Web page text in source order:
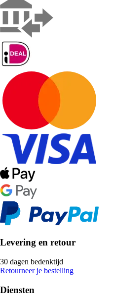
Levering en retour
30 dagen bedenktijd
Retourneer je bestelling
Diensten